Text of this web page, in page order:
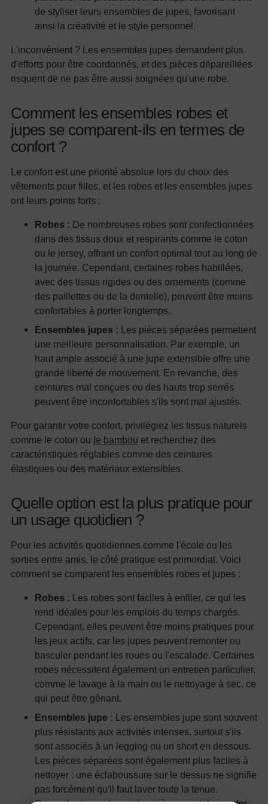
de styliser leurs ensembles de jupes, favorisant
ainsi la créativité et le style personnel.
L'inconvénient ? Les ensembles jupes demandent plus
d'efforts pour être coordonnés, et des pièces dépareillées
risquent de ne pas être aussi soignées qu'une robe.
Comment les ensembles robes et
jupes se comparent-ils en termes de
confort ?
Le confort est une priorité absolue lors du choix des
vêtements pour filles, et les robes et les ensembles jupes
ont leurs points forts :
Robes : De nombreuses robes sont confectionnées
dans des tissus doux et respirants comme le coton
ou le jersey, offrant un confort optimal tout au long de
la journée. Cependant, certaines robes habillées,
avec des tissus rigides ou des ornements (comme
des paillettes ou de la dentelle), peuvent être moins
confortables à porter longtemps.
Ensembles jupes : Les pièces séparées permettent
une meilleure personnalisation. Par exemple, un
haut ample associé à une jupe extensible offre une
grande liberté de mouvement. En revanche, des
ceintures mal conçues ou des hauts trop serrés
peuvent être inconfortables s'ils sont mal ajustés.
Pour garantir votre confort, privilégiez les tissus naturels
comme le coton ou le bambou et recherchez des
caractéristiques réglables comme des ceintures
élastiques ou des matériaux extensibles.
Quelle option est la plus pratique pour
un usage quotidien ?
Pour les activités quotidiennes comme l'école ou les
sorties entre amis, le côté pratique est primordial. Voici
comment se comparent les ensembles robes et jupes :
Robes : Les robes sont faciles à enfiler, ce qui les
rend idéales pour les emplois du temps chargés.
Cependant, elles peuvent être moins pratiques pour
les jeux actifs, car les jupes peuvent remonter ou
basculer pendant les roues ou l'escalade. Certaines
robes nécessitent également un entretien particulier,
comme le lavage à la main ou le nettoyage à sec, ce
qui peut être gênant.
Ensembles jupe : Les ensembles jupe sont souvent
plus résistants aux activités intenses, surtout s'ils
sont associés à un legging ou un short en dessous.
Les pièces séparées sont également plus faciles à
nettoyer : une éclaboussure sur le dessus ne signifie
pas forcément qu'il faut laver toute la tenue.